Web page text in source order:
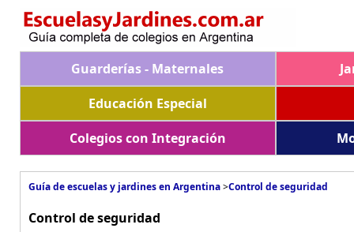
Guarderías - Maternales
Educación Especial
Colegios con Integración
Guía de escuelas y jardines en Argentina>Control de seguridad
Control de seguridad